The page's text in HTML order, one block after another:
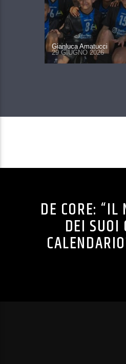
Gianluca Amatucci
29 GIUGNO 2026
DE CORE:
DEI SUOI